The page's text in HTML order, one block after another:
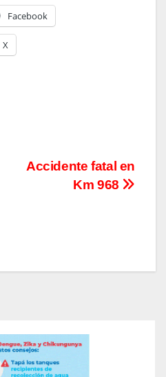
Facebook
X
Accidente fatal en
Km 968